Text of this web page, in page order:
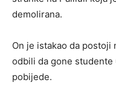
demolirana.
On je istakao da
odbili da gone studente
pobijede.